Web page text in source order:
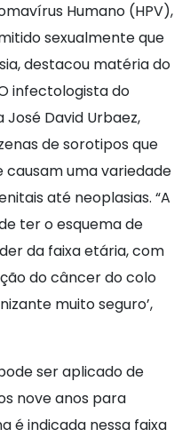
Humano (HPV),
sexualmente que
destacou matéria do
infectologista do
José David Urbaez,
de sorotipos que
uma variedade
até neoplasias. “A
ter o esquema de
da faixa etária, com
do câncer do colo
muito seguro’,
ser aplicado de
nove anos para
é indicada nessa faixa